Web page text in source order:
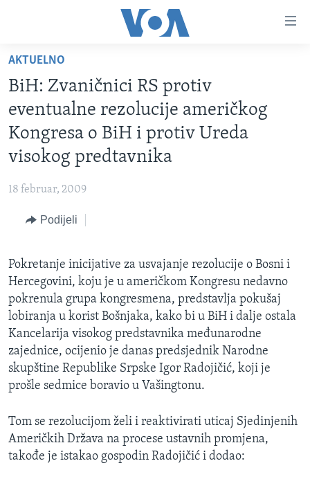
glavni
sadržaj
na
glavnu
navigaciju
na
FOTOGRAFIJE DANA
VIJESTI
SVIJET
SPECIJALNI PROJEKTI
KORUPCIJA
ŽENSKA STRANA
IZBJEGLIČKA STRANA
MAGAZIN
O GLASU AMERIKE
Learning English
PRATITE NAS
AKTUELNO
BiH: Zvaničnici RS protiv
eventualne rezolucije američkog
Kongresa o BiH i protiv Ureda
visokog predtavnika
18 februar, 2009
Podijeli
Pokretanje inicijative za usvajanje rezolucije o Bosni i
Hercegovini, koju je u američkom Kongresu nedavno
pokrenula grupa kongresmena, predstavlja pokušaj
lobiranja u korist Bošnjaka, kako bi u BiH i dalje ostala
Kancelarija visokog predstavnika međunarodne
zajednice, ocijenio je danas predsjednik Narodne
skupštine Republike Srpske Igor Radojičić, koji je
prošle sedmice boravio u Vašingtonu.
Tom se rezolucijom želi i reaktivirati uticaj Sjedinjenih
Američkih Država na procese ustavnih promjena,
takođe je istakao gospodin Radojičić i dodao: